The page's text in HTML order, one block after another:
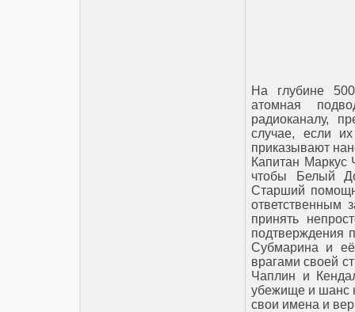
На глубине
атомная
радиоканалу,
случае, если
приказывают
Капитан Маркус
чтобы Белый
Старший
ответственным
принять
подтверждения
Субмарина и
врагами своей
Чаплин и
убежище и шанс
свои имена и